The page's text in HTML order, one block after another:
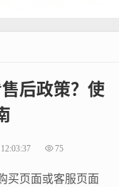
后政策？使
75
买页面或客服页面